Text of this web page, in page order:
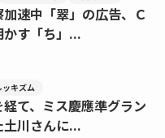
速中「翠」の広告、Ｃ
かす「ち」...
ッキズム
て、ミス慶應準グラン
川さんに...